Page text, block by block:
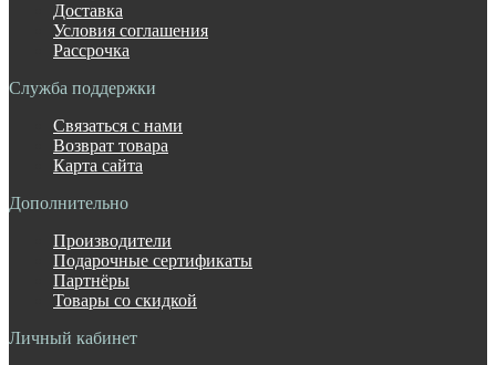
Доставка
Условия соглашения
Рассрочка
Служба поддержки
Связаться с нами
Возврат товара
Карта сайта
Дополнительно
Производители
Подарочные сертификаты
Партнёры
Товары со скидкой
Личный кабинет